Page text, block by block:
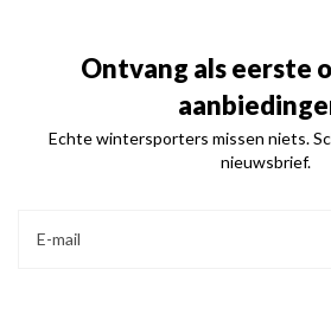
Ontvang als eerste
Echte wintersporters missen niets.
nieuwsbrief.